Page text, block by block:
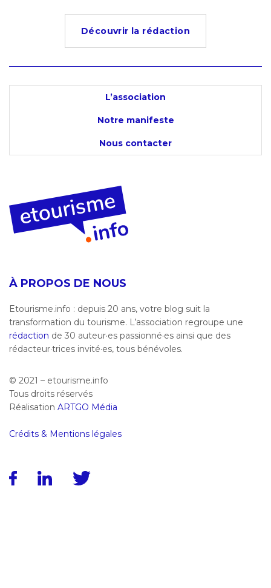
Découvrir la rédaction
L’association
Notre manifeste
Nous contacter
À PROPOS DE NOUS
Etourisme.info : depuis 20 ans, votre blog suit la
transformation du tourisme. L’association regroupe une
rédaction de 30 auteur·es passionné·es ainsi que des
rédacteur·trices invité·es, tous bénévoles.
© 2021 – etourisme.info
Tous droits réservés
Réalisation ARTGO Média
Crédits & Mentions légales